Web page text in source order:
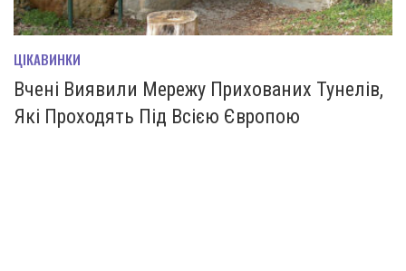
ЦІКАВИНКИ
Вчені Виявили Мережу Прихованих Тунелів,
Які Проходять Під Всією Європою